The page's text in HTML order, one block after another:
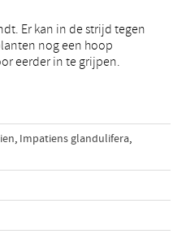
eerder in te grijpen.
, Impatiens glandulifera,